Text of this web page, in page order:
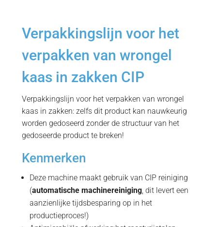
Verpakkingslijn voor het
verpakken van wrongel
kaas in zakken CIP
Verpakkingslijn voor het verpakken van wrongel
kaas in zakken: zelfs dit product kan nauwkeurig
worden gedoseerd zonder de structuur van het
gedoseerde product te breken!
Kenmerken
Deze machine maakt gebruik van CIP reiniging
(automatische machinereiniging, dit levert een
aanzienlijke tijdsbesparing op in het
productieproces!)